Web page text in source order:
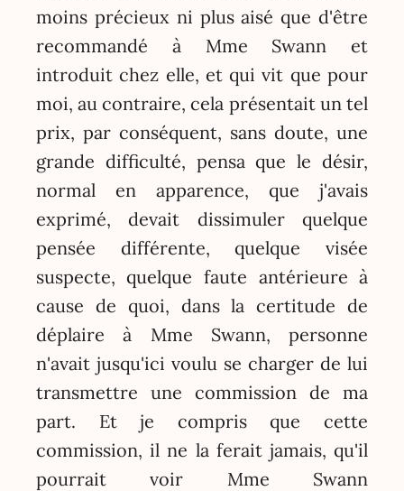
moins précieux ni plus aisé que d'être
recommandé à Mme Swann et
introduit chez elle, et qui vit que pour
moi, au contraire, cela présentait un tel
prix, par conséquent, sans doute, une
grande difficulté, pensa que le désir,
normal en apparence, que j'avais
exprimé, devait dissimuler quelque
pensée différente, quelque visée
suspecte, quelque faute antérieure à
cause de quoi, dans la certitude de
déplaire à Mme Swann, personne
n'avait jusqu'ici voulu se charger de lui
transmettre une commission de ma
part. Et je compris que cette
commission, il ne la ferait jamais, qu'il
pourrait voir Mme Swann